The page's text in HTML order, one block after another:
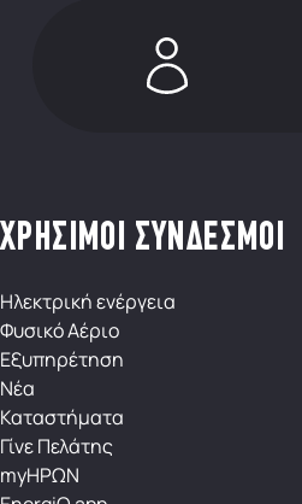
ΧΡΗΣΙΜΟΙ ΣΥΝΔΕΣΜΟΙ
Ηλεκτρική ενέργεια
Φυσικό Αέριο
Εξυπηρέτηση
Νέα
Καταστήματα
Γίνε Πελάτης
myΗΡΩΝ